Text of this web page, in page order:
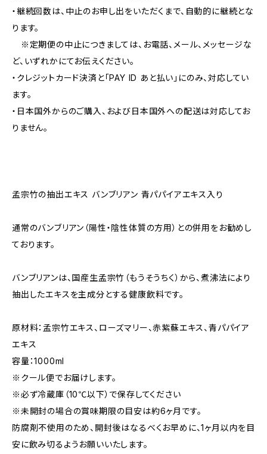
・継続回数は、中止のお申し出をいただくまで、自動的に継続とな
ります。
※定期便の中止につきましては、お電話、メール、メッセージな
ど、いずれかにてお伝えください。
・クレジットカード決済と「PAY ID あと払い」にのみ、対応してい
ます。
・日本国外からのご購入、および日本国外への配送は対応してお
りません。
孟宗竹の抽出エキス バンブリアン 青パパイアエキス入り
通常のバンブリアン（陽性・陰性体質の方用）との併用をお勧めし
ております。
バンブリアンは、国産生孟宗竹（もうそうちく）から、煮沸法により
抽出したエキスを主成分とする健康飲料です。
原材料：孟宗竹エキス、ローズマリー、赤紫蘇エキス、青パパイア
エキス
容量：1000ml
※クール便でお届けします。
※必ず冷蔵庫（10℃以下）で保存してください
※未開封の場合の賞味期限の目安は約6ヶ月です。
防腐剤不使用のため、開封後はなるべくお早めに、1ヶ月以内を目
安に飲み切るようお願いいたします。